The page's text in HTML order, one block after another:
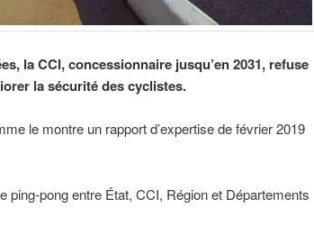
la CCI, concessionnaire jusqu’en 2031, refuse
la sécurité des cyclistes.
le montre un rapport d’expertise de février 2019
ping-pong entre État, CCI, Région et Départements